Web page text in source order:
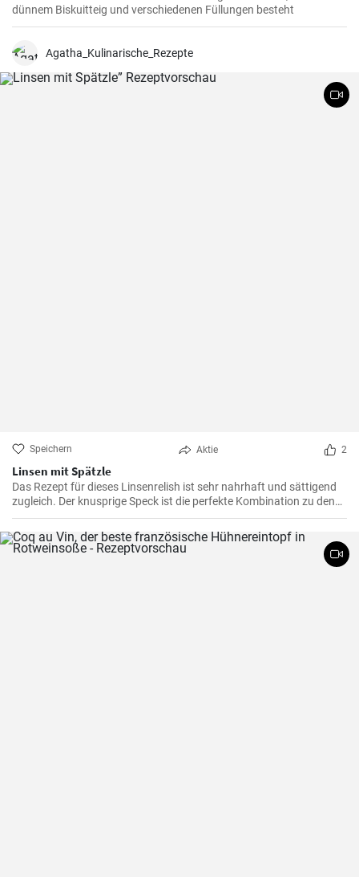
dünnem Biskuitteig und verschiedenen Füllungen besteht
Agatha_Kulinarische_Rezepte
Speichern Aktie 2
Linsen mit Spätzle
Das Rezept für dieses Linsenrelish ist sehr nahrhaft und sättigend
zugleich. Der knusprige Speck ist die perfekte Kombination zu den
Linsen, dem Gemüse und den Spätzle.